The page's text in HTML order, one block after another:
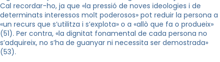
Cal recordar-ho, ja que «la pressió de noves ideologies i de
determinats interessos molt poderosos» pot reduir la persona a
«un recurs que s’utilitza i s’explota» o a «allò que fa o produeix»
(51). Per contra, «la dignitat fonamental de cada persona no
s’adquireix, no s’ha de guanyar ni necessita ser demostrada»
(53).